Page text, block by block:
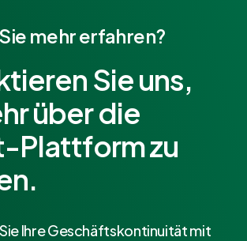
mehr erfahren?
Sie uns,
über die
Plattform zu
Ihre Geschäftskontinuität mit